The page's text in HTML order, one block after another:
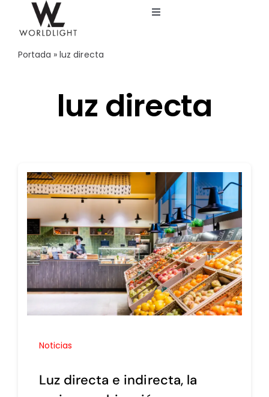
contenido
Toggle
Nosotros
Portada »luz directa
luz directa
Noticias
Luz directa e indirecta, la